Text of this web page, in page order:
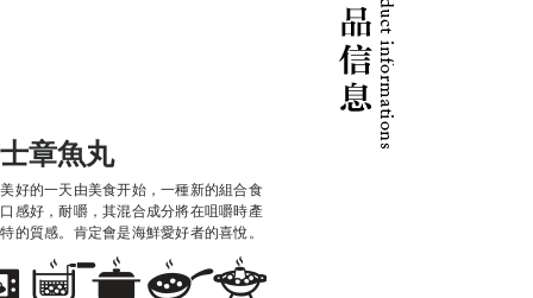
章魚丸
好的一天由美食开始，一種新的組合食
感好，耐嚼，其混合成分將在咀嚼時產
的質感。肯定會是海鮮愛好者的喜悅。